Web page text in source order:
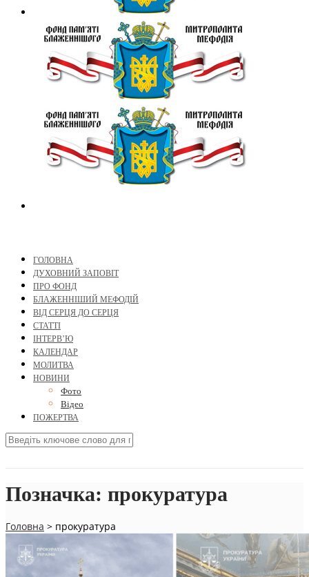
ГОЛОВНА
ДУХОВНИЙ ЗАПОВІТ
ПРО ФОНД
БЛАЖЕННІШИЙ МЕФОДІЙ
ВІД СЕРЦЯ ДО СЕРЦЯ
СТАТТІ
ІНТЕРВ’Ю
КАЛЕНДАР
МОЛИТВА
НОВИНИ
Фото
Відео
ПОЖЕРТВА
Позначка: прокуратура
Головна > прокуратура